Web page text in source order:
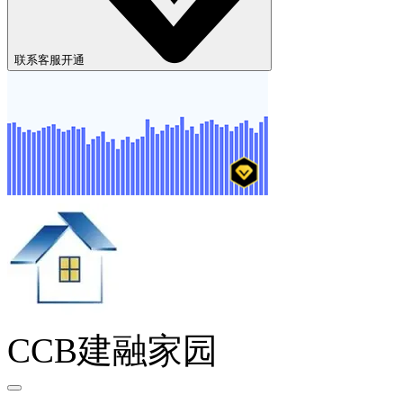
联系客服开通
CCB建融家园